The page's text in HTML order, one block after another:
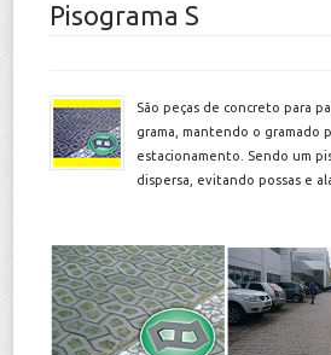
expand
Estrutura de Concreto
Laje Alveolar
Laje Volterrana
Lajotas
Pisograma S
São peças de concreto para
grama, mantendo o gramado
estacionamento. Sendo um
dispersa, evitando possas e